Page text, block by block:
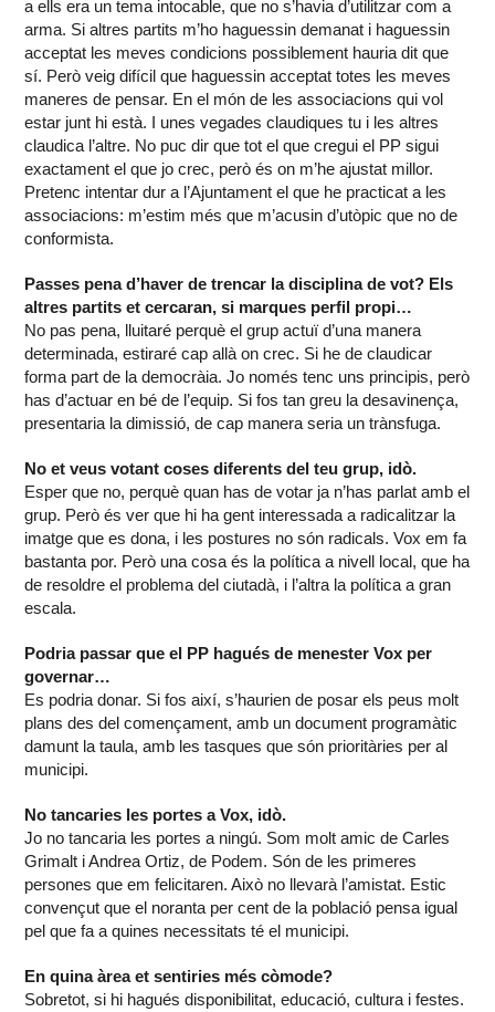
a ells era un tema intocable, que no s’havia d’utilitzar com a
arma. Si altres partits m’ho haguessin demanat i haguessin
acceptat les meves condicions possiblement hauria dit que
sí. Però veig difícil que haguessin acceptat totes les meves
maneres de pensar. En el món de les associacions qui vol
estar junt hi està. I unes vegades claudiques tu i les altres
claudica l’altre. No puc dir que tot el que cregui el PP sigui
exactament el que jo crec, però és on m’he ajustat millor.
Pretenc intentar dur a l’Ajuntament el que he practicat a les
associacions: m’estim més que m’acusin d’utòpic que no de
conformista.
Passes pena d’haver de trencar la disciplina de vot? Els
altres partits et cercaran, si marques perfil propi…
No pas pena, lluitaré perquè el grup actuï d’una manera
determinada, estiraré cap allà on crec. Si he de claudicar
forma part de la democràia. Jo només tenc uns principis, però
has d’actuar en bé de l’equip. Si fos tan greu la desavinença,
presentaria la dimissió, de cap manera seria un trànsfuga.
No et veus votant coses diferents del teu grup, idò.
Esper que no, perquè quan has de votar ja n’has parlat amb el
grup. Però és ver que hi ha gent interessada a radicalitzar la
imatge que es dona, i les postures no són radicals. Vox em fa
bastanta por. Però una cosa és la política a nivell local, que ha
de resoldre el problema del ciutadà, i l’altra la política a gran
escala.
Podria passar que el PP hagués de menester Vox per
governar…
Es podria donar. Si fos així, s’haurien de posar els peus molt
plans des del començament, amb un document programàtic
damunt la taula, amb les tasques que són prioritàries per al
municipi.
No tancaries les portes a Vox, idò.
Jo no tancaria les portes a ningú. Som molt amic de Carles
Grimalt i Andrea Ortiz, de Podem. Són de les primeres
persones que em felicitaren. Això no llevarà l’amistat. Estic
convençut que el noranta per cent de la població pensa igual
pel que fa a quines necessitats té el municipi.
En quina àrea et sentiries més còmode?
Sobretot, si hi hagués disponibilitat, educació, cultura i festes.